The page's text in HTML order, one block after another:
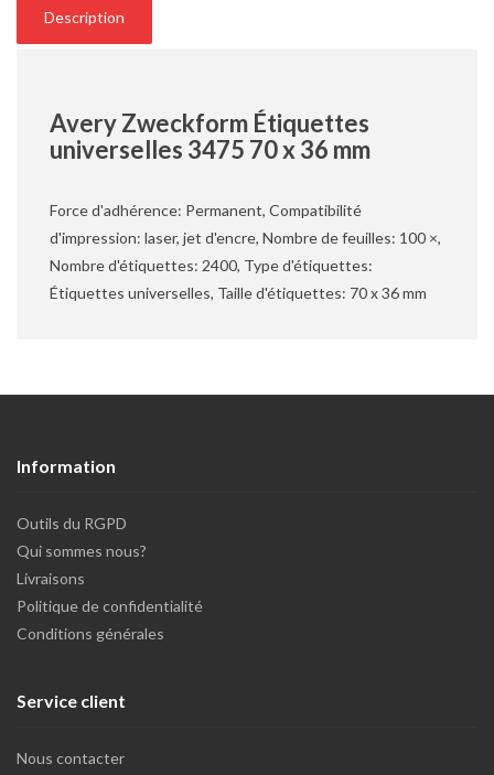
Description
Avery Zweckform Étiquettes
universelles 3475 70 x 36 mm
Force d'adhérence: Permanent, Compatibilité
d'impression: laser, jet d'encre, Nombre de feuilles: 100 ×,
Nombre d'étiquettes: 2400, Type d'étiquettes:
Étiquettes universelles, Taille d'étiquettes: 70 x 36 mm
Information
Outils du RGPD
Qui sommes nous?
Livraisons
Politique de confidentialité
Conditions générales
Service client
Nous contacter